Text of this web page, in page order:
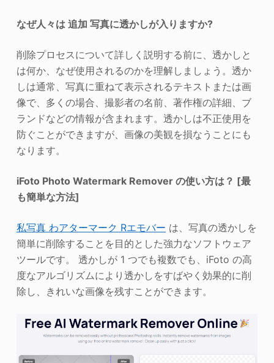
なぜ人々は追加 写真に透かしが入りますか?
削除プロセスについて詳しく説明する前に、透かしと
は何か、なぜ使用されるのかを理解しましょう。透か
しは通常、写真に重ねて表示されるテキストまたは画
像で、多くの場合、撮影者の名前、著作権の詳細、ブ
ランドなどの情報が含まれます。透かしは不正使用を
防ぐことができますが、画像の美観を損なうことにも
なります。
iFoto Photo Watermark Remover の使い方は？ [最
も簡単な方法]
私写真 わアターマーク Rエモバー は、写真の透かしを
簡単に削除することを目的とした強力なソフトウェア
ツールです。 透かしが 1 つでも複数でも、iFoto の高
度なアルゴリズムにより透かしをすばやく効果的に削
除し、きれいな画像を残すことができます。